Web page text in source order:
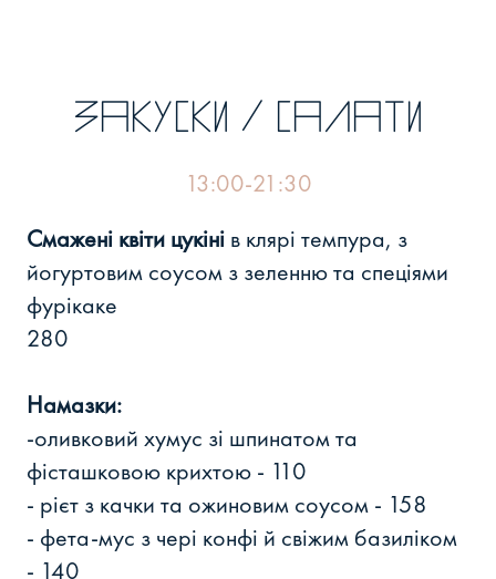
Закуски / салати
13:00-21:30
Смажені квіти цукіні в клярі темпура, з
йогуртовим соусом з зеленню та спеціями
фурікаке
280
Намазки:
-оливковий хумус зі шпинатом та
фісташковою крихтою - 110
- рієт з качки та ожиновим соусом - 158
- фета-мус з чері конфі й свіжим базиліком
- 140